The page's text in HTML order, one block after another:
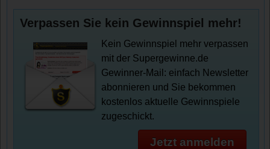
Verpassen Sie kein Gewinnspiel mehr!
Kein Gewinnspiel mehr verpassen
mit der Supergewinne.de
Gewinner-Mail: einfach Newsletter
abonnieren und Sie bekommen
kostenlos aktuelle Gewinnspiele
zugeschickt.
Jetzt anmelden